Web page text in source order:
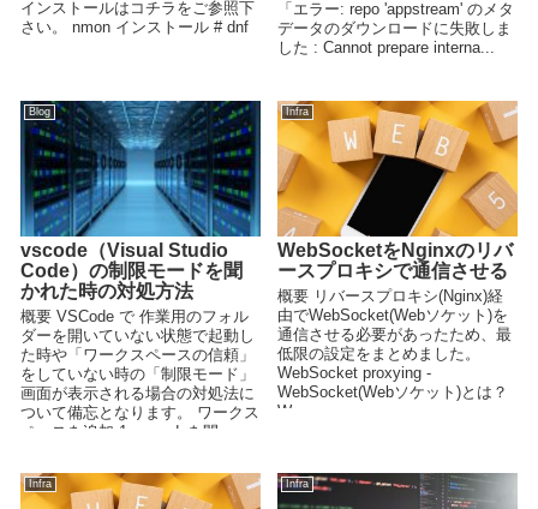
インストールはコチラをご参照下
さい。 nmon インストール # dnf
「エラー: repo 'appstream' のメタ
データのダウンロードに失敗しま
した : Cannot prepare interna...
Blog
vscode（Visual Studio
Code）の制限モードを聞
かれた時の対処方法
概要 VSCode で 作業用のフォル
ダーを開いていない状態で起動し
た時や「ワークスペースの信頼」
をしていない時の「制限モード」
画面が表示される場合の対処法に
ついて備忘となります。 ワークス
ペースを追加 1. vscodeを開...
Infra
WebSocketをNginxのリバ
ースプロキシで通信させる
概要 リバースプロキシ(Nginx)経
由でWebSocket(Webソケット)を
通信させる必要があったため、最
低限の設定をまとめました。
WebSocket proxying -
WebSocket(Webソケット)とは？
W...
Infra Infra